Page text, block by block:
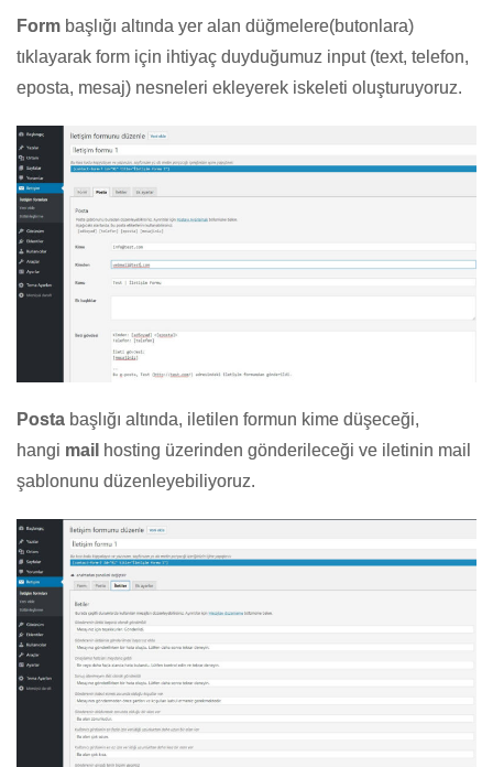
Form başlığı altında yer alan düğmelere(butonlara)
tıklayarak form için ihtiyaç duyduğumuz input (text, telefon,
eposta, mesaj) nesneleri ekleyerek iskeleti oluşturuyoruz.
Posta başlığı altında, iletilen formun kime düşeceği,
hangi mail hosting üzerinden gönderileceği ve iletinin mail
şablonunu düzenleyebiliyoruz.